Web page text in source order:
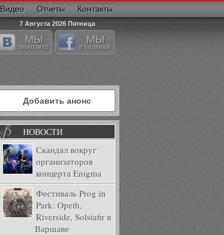
Видео Отчеты Контакты
7 Августа 2026 Пятница
МЫ
вконтакте
МЫ
в facebook
Добавить анонс
НОВОСТИ
Скандал вокруг
организаторов
концерта Enigma
Фестиваль Prog in
Park: Opeth,
Riverside, Solstafir в
Варшаве